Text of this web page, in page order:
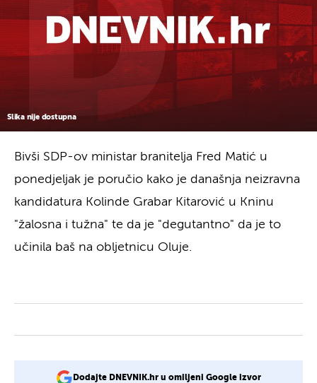
Slika nije dostupna
Bivši SDP-ov ministar branitelja Fred Matić u
ponedjeljak je poručio kako je današnja neizravna
kandidatura Kolinde Grabar Kitarović u Kninu
"žalosna i tužna" te da je "degutantno" da je to
učinila baš na obljetnicu Oluje.
Dodajte DNEVNIK.hr u omiljeni Google izvor